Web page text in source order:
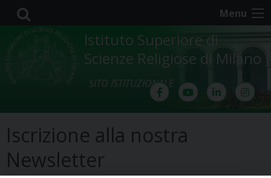
Skip
content
Menu
Istituto Superiore di
Scienze Religiose di Milano
SITO ISTITUZIONALE
Iscrizione alla nostra
Newsletter